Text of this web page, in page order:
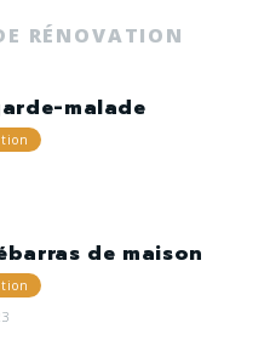
RÉNOVATION
malade
de maison